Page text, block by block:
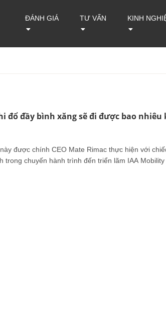
ĐÁNH GIÁ TƯ VẤN KINH
đổ đầy bình xăng sẽ đi được bao nhiêu
được chính CEO Mate Rimac thực hiện với
trong chuyến hành trình đến triển lãm IAA Mobility